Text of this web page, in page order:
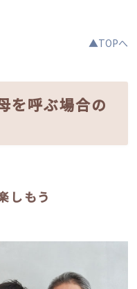
▲TOPへ
を呼ぶ場合の
しもう